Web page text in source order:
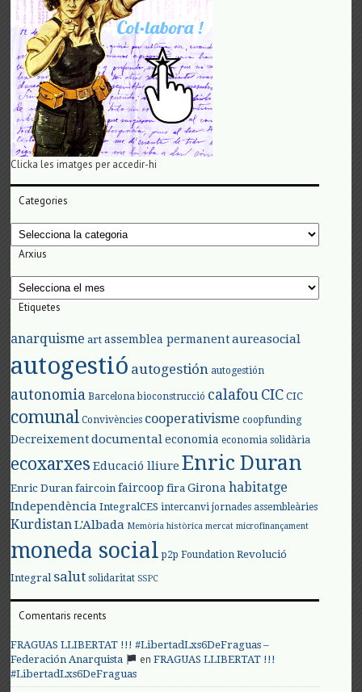
Clicka les imatges per accedir-hi
Categories
Categories
Arxius
Arxius
Etiquetes
anarquisme art assemblea permanent aureasocial
autogestió autogestión autogestión
autonomia Barcelona bioconstrucció calafouCIC CIC
comunal Convivències cooperativisme coopfunding
Decreixement documental economia economia solidària
ecoxarxes Educació lliure Enric Duran
Enric Duran faircoin faircoop fira Girona habitatge
Independència IntegralCES intercanvi jornades assembleàries
KurdistanL'Albada Memòria històrica mercat microfinançament
moneda social p2p Foundation Revolució
Integral salut solidaritat SSPC
Comentaris recents
FRAGUAS LLIBERTAT !!! #LibertadLxs6DeFraguas –
Federación Anarquista
enFRAGUAS LLIBERTAT !!!
#LibertadLxs6DeFraguas